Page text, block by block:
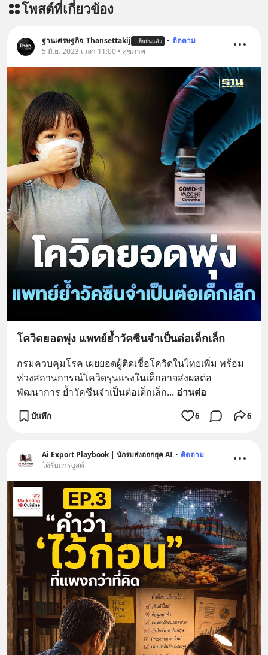
บรรเทาความเครียด ลดความวิตกกังวล
หลับมีประสิทธิภาพมากยิ่งขึ้น 📍 สนใจ
สั่งซื้อสินค้า Diip CBD 💬 LINE :
@diipgeek 🔗 หรือกดลิงก์
https://lin.ee/U91Fzyz
โพสต์ที่เกี่ยวข้อง
ฐานเศรษฐกิจ_Thansettakij ยืนยันแล้ว • ติดตาม
5 มิ.ย. 2023 เวลา 11:00 • สุขภาพ
โควิดยอดพุ่ง แพทย์ย้ำวัคซีนจำเป็นต่อเด็กเล็ก
กรมควบคุมโรค เผยยอดผู้ติดเชื้อโควิดในไทยเพิ่ม พร้อม
ห่วงสถานการณ์โควิดรุนแรงในเด็กอาจส่งผลต่อ
พัฒนาการ ย้ำวัคซีนจำเป็นต่อเด็กเล็ก... อ่านต่อ
บันทึก 6 6
Ai Export Playbook | นักรบส่งออกยุค AI • ติดตาม
ได้รับการบูสต์